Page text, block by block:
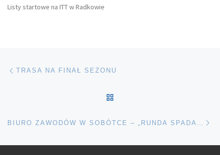
Listy startowe na ITT w Radkowie
Nawigacja wpisu
TRASA NA FINAŁ SEZONU